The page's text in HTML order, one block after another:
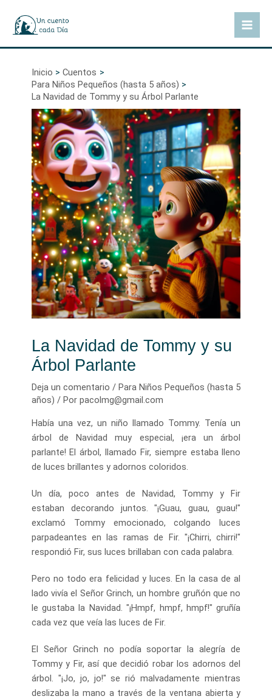
contenido
Inicio
Cuentos
Para Niños Pequeños (hasta 5 años)
La Navidad de Tommy y su Árbol Parlante
La Navidad de Tommy y su
Árbol Parlante
Deja un comentario / Para Niños Pequeños (hasta 5
años) / Por pacolmg@gmail.com
Había una vez, un niño llamado Tommy. Tenía un
árbol de Navidad muy especial, ¡era un árbol
parlante! El árbol, llamado Fir, siempre estaba lleno
de luces brillantes y adornos coloridos.
Un día, poco antes de Navidad, Tommy y Fir
estaban decorando juntos. "¡Guau, guau, guau!"
exclamó Tommy emocionado, colgando luces
parpadeantes en las ramas de Fir. "¡Chirri, chirri!"
respondió Fir, sus luces brillaban con cada palabra.
Pero no todo era felicidad y luces. En la casa de al
lado vivía el Señor Grinch, un hombre gruñón que no
le gustaba la Navidad. "¡Hmpf, hmpf, hmpf!" gruñía
cada vez que veía las luces de Fir.
El Señor Grinch no podía soportar la alegría de
Tommy y Fir, así que decidió robar los adornos del
árbol. "¡Jo, jo, jo!" se rió malvadamente mientras
deslizaba la mano a través de la ventana abierta y